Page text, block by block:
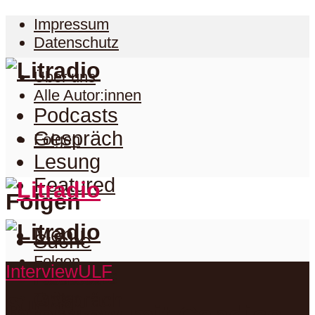
Impressum
Datenschutz
Über uns
Alle Autor:innen
Folgen
Folgen
Folgen
Facebook
Podcasts
Gespräch
Lesung
Featured
Menu
Suche
Podcasts
InterviewULF